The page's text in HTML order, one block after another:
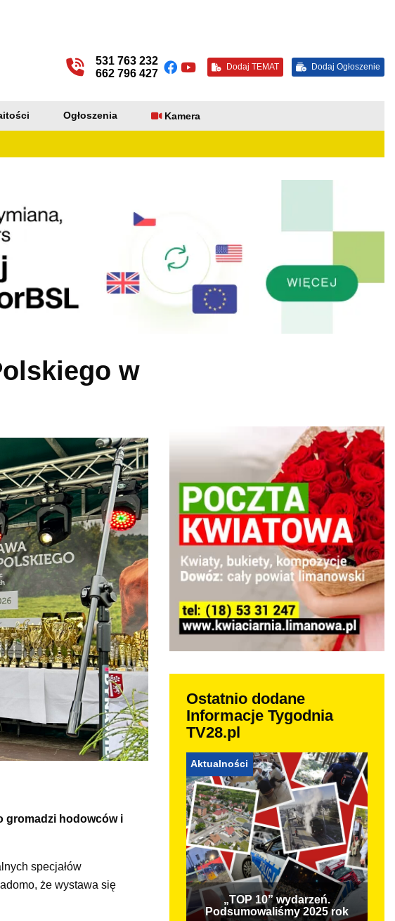
531 763 232
662 796 427
Dodaj TEMAT Dodaj Ogłoszenie
Ogłoszenia Kamera
w
gromadzi hodowców i
specjałów
że wystawa się
Ostatnio dodane
Informacje Tygodnia
TV28.pl
Aktualności
„TOP 10” wydarzeń.
Podsumowaliśmy 2025 rok